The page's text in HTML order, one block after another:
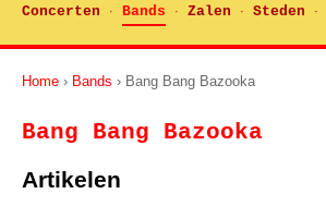
Concerten · Bands · Zalen · Steden ·
Home › Bands › Bang Bang Bazooka
Bang Bang Bazooka
Artikelen